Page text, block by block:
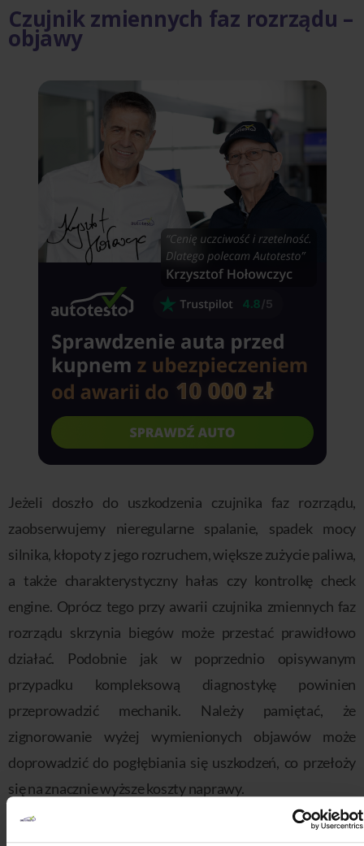
Czujnik zmiennych faz rozrządu –
objawy
Jeżeli doszło do uszkodzenia czujnika faz rozrządu,
zaobserwujemy nieregularne spalanie, spadek mocy
silnika, kłopoty z jego rozruchem, większe zużycie paliwa,
a także charakterystyczny hałas czy kontrolkę check
engine. Oprócz tego przy awarii czujnika zmiennych faz
rozrządu skrzynia biegów może przestać prawidłowo
działać. Podobnie jak w poprzednio opisywanym
przypadku kompleksową diagnostykę powinien
przeprowadzić mechanik. Należy pamiętać, że
zignorowanie wyżej wymienionych objawów może
doprowadzić do pogłębiania się uszkodzeń, co przełoży
się na znacznie wyższe koszty naprawy.